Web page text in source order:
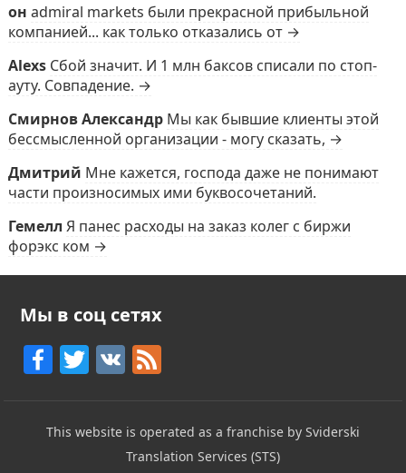
он admiral markets были прекрасной прибыльной
компанией... как только отказались от →
Alexs Сбой значит. И 1 млн баксов списали по стоп-
ауту. Совпадение. →
Смирнов Александр Мы как бывшие клиенты этой
бессмысленной организации - могу сказать, →
Дмитрий Мне кажется, господа даже не понимают
части произносимых ими буквосочетаний.
Гемелл Я панес расходы на заказ колег с биржи
форэкс ком →
Мы в соц сетях
F
c
e
T
itt
er
V F
e
d
This website is operated as a franchise by Sviderski
Translation Services (STS)